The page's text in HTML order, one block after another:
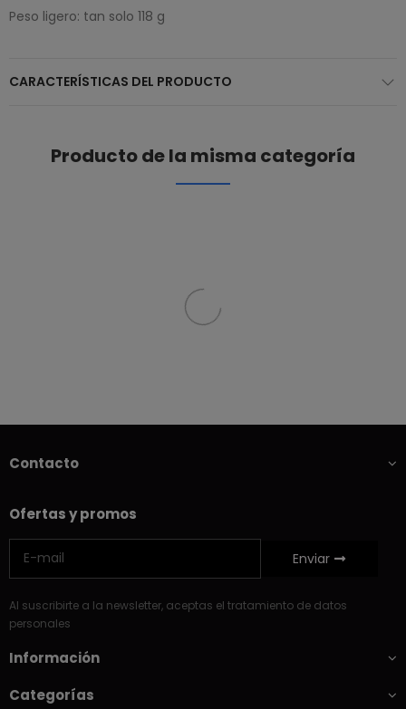
Peso ligero: tan solo 118 g
CARACTERÍSTICAS DEL PRODUCTO
Producto de la misma categoría
Contacto
Ofertas y promos
Enviar
Al suscribirte a la newsletter, aceptas el tratamiento de datos
personales
Información
Categorías